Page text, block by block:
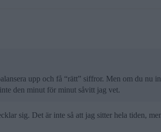
upp och få “rätt” siffror. Men om du nu
den minut för minut såvitt jag vet.
sig. Det är inte så att jag sitter hela tiden,